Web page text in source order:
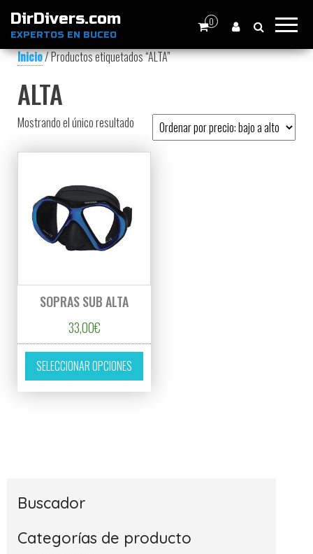
DirDivers.com
EXPERTOS EN BUCEO
0
Inicio/ Productos etiquetados “ALTA”
ALTA
Mostrando el único resultado
SOPRAS SUB ALTA
33,00€
SELECCIONAR OPCIONES
Buscador
Categorías de producto